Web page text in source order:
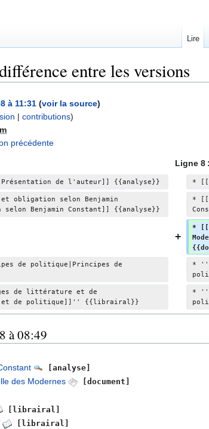
entre les versions
à 11:31 (voir la source)
| contributions)
m
précédente
c
s
s
Ligne 8 :
de l'auteur]] {{analyse}} *
obligation selon Benjamin
Benjamin Constant]] {{analyse}}
*
*
de politique|Principes de
*
de littérature et de
et de politique]]'' {{librairal}}
*
à 08:49
[analyse]
des Modernes [document]
[librairal]
[librairal]
Lire